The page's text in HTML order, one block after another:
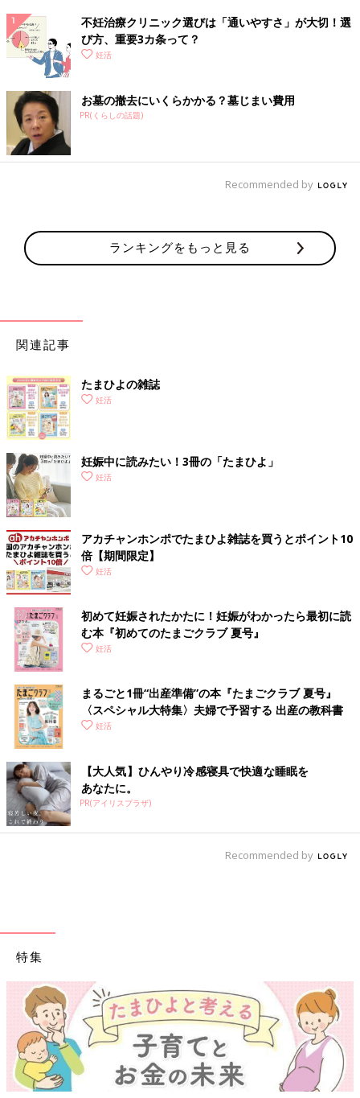
不妊治療クリニック選びは「通いやすさ」が大切！選
び方、重要3カ条って？
妊活
お墓の撤去にいくらかかる？墓じまい費用
PR(くらしの話題)
Recommended by
ランキングをもっと見る
関連記事
たまひよの雑誌
妊活
妊娠中に読みたい！3冊の「たまひよ」
妊活
アカチャンホンポでたまひよ雑誌を買うとポイント10
倍【期間限定】
妊活
初めて妊娠されたかたに！妊娠がわかったら最初に読
む本『初めてのたまごクラブ 夏号』
妊活
まるごと1冊“出産準備”の本『たまごクラブ 夏号』
〈スペシャル大特集〉夫婦で予習する 出産の教科書
妊活
【大人気】ひんやり冷感寝具で快適な睡眠を
あなたに。
PR(アイリスプラザ)
Recommended by
特集